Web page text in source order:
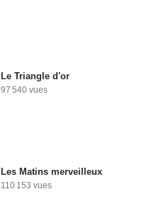
Le Triangle d'or
97 540 vues
Les Matins merveilleux
110 153 vues